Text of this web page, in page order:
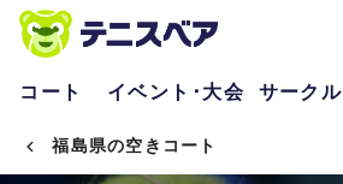
コート イベント･大会 サークル
福島県の空きコート